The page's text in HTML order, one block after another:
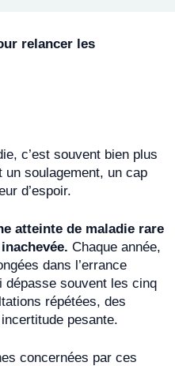
relancer les
c’est souvent bien plus
un soulagement, un cap
d’espoir.
atteinte de maladie rare
Chaque année,
dans l’errance
dépasse souvent les cinq
répétées, des
pesante.
concernées par ces